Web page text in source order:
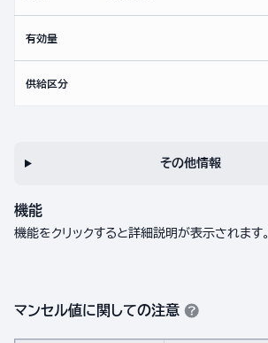
有効量
供給区分
その他情報
機能
機能をクリックすると詳細説明が表示されます。
マンセル値に関しての注意